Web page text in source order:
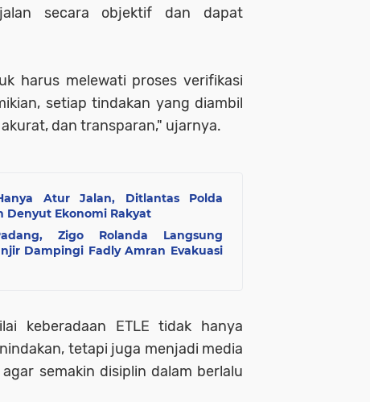
secara objektif dan dapat
harus melewati proses verifikasi
setiap tindakan yang diambil
dan transparan," ujarnya.
Atur Jalan, Ditlantas Polda
Denyut Ekonomi Rakyat
Zigo Rolanda Langsung
Dampingi Fadly Amran Evakuasi
keberadaan ETLE tidak hanya
tetapi juga menjadi media
semakin disiplin dalam berlalu